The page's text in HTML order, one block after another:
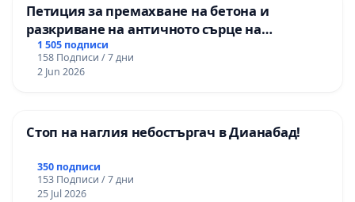
Петиция за премахване на бетона и
разкриване на античното сърце на
Могиланската могила във Враца
1 505 подписи
158 Подписи / 7 дни
2 Jun 2026
Стоп на наглия небостъргач в Дианабад!
350 подписи
153 Подписи / 7 дни
25 Jul 2026